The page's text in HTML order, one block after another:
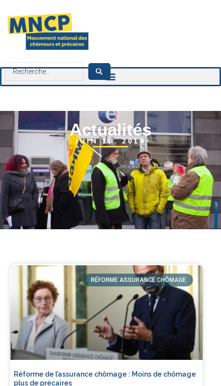
Actualités
JUIN 18, 2019
RÉFORME ASSURANCE CHÔMAGE
Réforme de l’assurance chômage : Moins de chômage
plus de précaires